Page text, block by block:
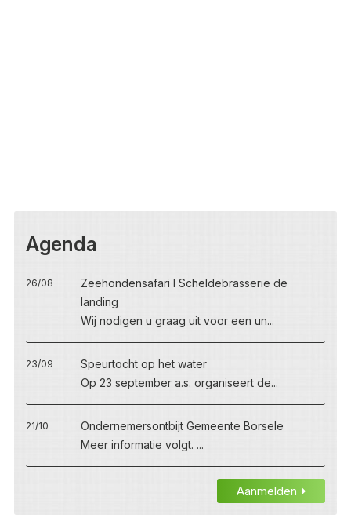
Agenda
26/08
Zeehondensafari I Scheldebrasserie de
landing
Wij nodigen u graag uit voor een un...
23/09
Speurtocht op het water
Op 23 september a.s. organiseert de...
21/10
Ondernemersontbijt Gemeente Borsele
Meer informatie volgt. ...
Aanmelden